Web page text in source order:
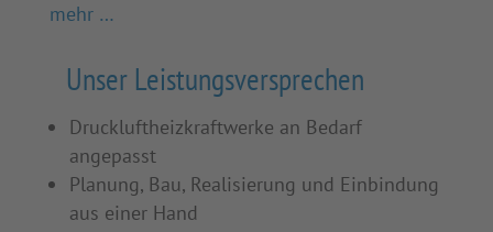
mehr …
Unser Leistungsversprechen
Druckluftheizkraftwerke an Bedarf
angepasst
Planung, Bau, Realisierung und Einbindung
aus einer Hand